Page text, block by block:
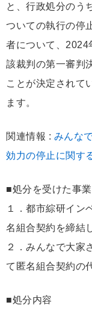
と、行政処分のう
ついての執行の停
者について、2024
該裁判の第一審判
ことが決定されて
ます。
関連情報 : みんな
効力の停止に関す
■処分を受けた事
１．都市綜研イン
名組合契約を締結
２．みんなで大家
て匿名組合契約の
■処分内容